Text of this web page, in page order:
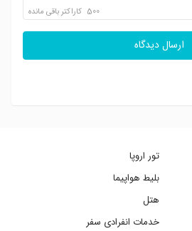
500 کاراکتر باقی مانده
ارسال دیدگاه
تور اروپا
بلیط هواپیما
هتل
خدمات انفرادی سفر